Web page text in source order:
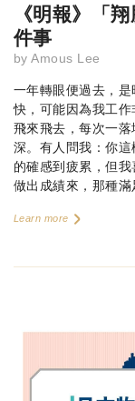
《明報》「
件事
by Amous Lee
一年轉眼便過去，
快，可能因為我工
飛來飛去，每次一
深。有人問我：你
的確感到疲累，但
做出成績來，那種滿
Learn more